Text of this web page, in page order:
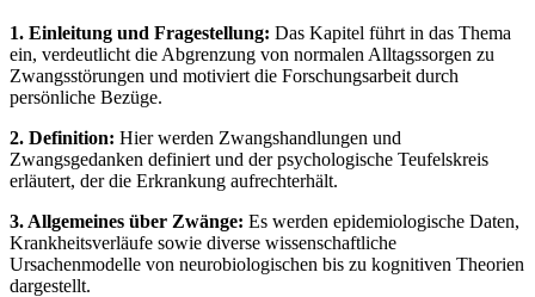
1. Einleitung und Fragestellung: Das Kapitel führt in das Thema
ein, verdeutlicht die Abgrenzung von normalen Alltagssorgen zu
Zwangsstörungen und motiviert die Forschungsarbeit durch
persönliche Bezüge.
2. Definition: Hier werden Zwangshandlungen und
Zwangsgedanken definiert und der psychologische Teufelskreis
erläutert, der die Erkrankung aufrechterhält.
3. Allgemeines über Zwänge: Es werden epidemiologische Daten,
Krankheitsverläufe sowie diverse wissenschaftliche
Ursachenmodelle von neurobiologischen bis zu kognitiven Theorien
dargestellt.